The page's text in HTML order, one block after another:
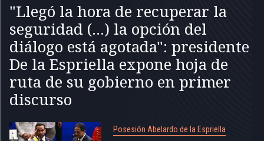
"Llegó la hora de recuperar la
seguridad (...) la opción del
diálogo está agotada": presidente
De la Espriella expone hoja de
ruta de su gobierno en primer
discurso
Posesión Abelardo de la Espriella